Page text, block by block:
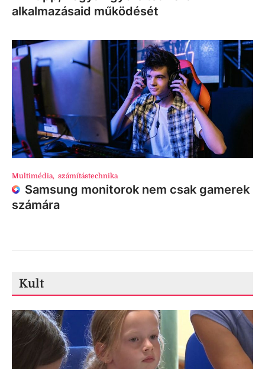
alkalmazásaid működését
Multimédia, számítástechnika
Samsung monitorok nem csak gamerek
számára
Kult